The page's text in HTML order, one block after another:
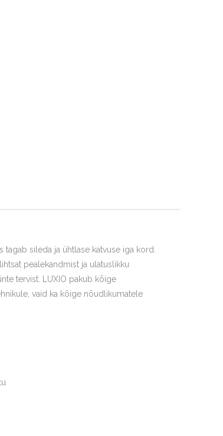
sileda ja ühtlase katvuse iga kord.
pealekandmist ja ulatuslikku
tervist. LUXIO pakub kõige
vaid ka kõige nõudlikumatele